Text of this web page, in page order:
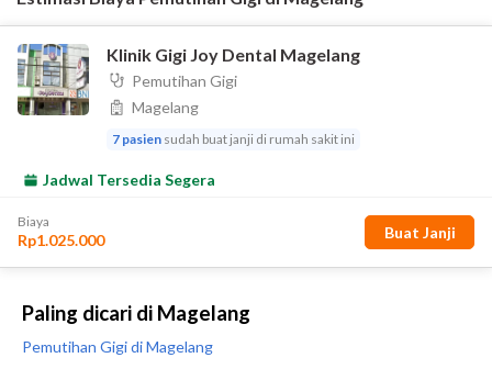
Paling dicari di Magelang
Pemutihan Gigi di Magelang